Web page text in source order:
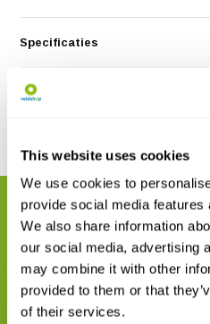
This website uses cookies
We use cookies to
provide social media
We also share information
our social media, advertising
may combine it with other
provided to them or that
of their services.
Specificaties
Reviews
GERELATEERDE PRODUCTEN
Maak uw bestelling